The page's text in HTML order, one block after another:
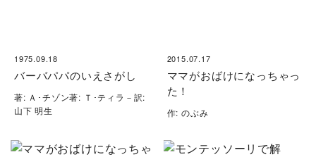
1975.09.18
バーバパパのいえさがし
著: Ａ･チゾン著: Ｔ･ティラ－訳:
山下 明生
2015.07.17
ママがおばけになっちゃっ
た！
作: のぶみ